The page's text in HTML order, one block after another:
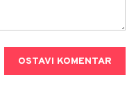
OSTAVI KOMENTAR